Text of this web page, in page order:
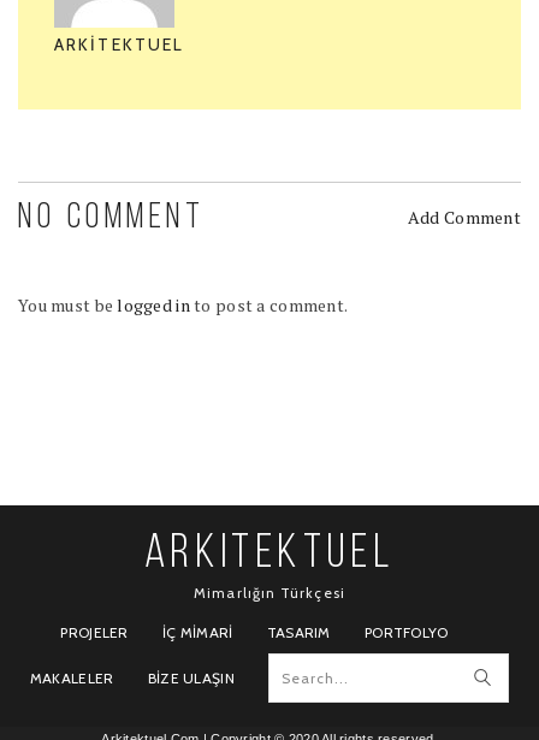
ARKITEKTUEL
NO COMMENT Add Comment
You must belogged into post a comment.
ARKITEKTUEL
Mimarlığın Türkçesi
PROJELER İÇ MIMARI TASARIM PORTFOLYO
MAKALELER BIZE ULAŞIN